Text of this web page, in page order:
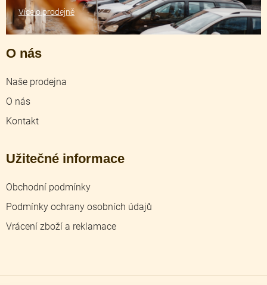
O nás
Naše prodejna
O nás
Kontakt
Užitečné informace
Obchodní podmínky
Podmínky ochrany osobních údajů
Vrácení zboží a reklamace
Více o prodejně